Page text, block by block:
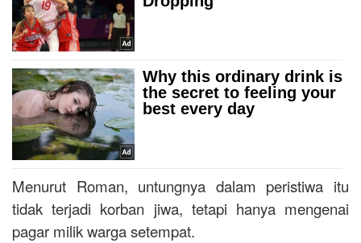
Menurut Roman, untungnya dalam peristiwa itu
tidak terjadi korban jiwa, tetapi hanya mengenai
pagar milik warga setempat.